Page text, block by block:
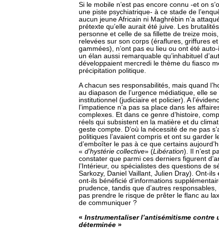
Si le mobile n’est pas encore connu -et on
une piste psychiatrique- à ce stade de
aucun jeune Africain ni Maghrébin n’a
prétexte qu’elle aurait été juive. Les
personne et celle de sa fillette de treize
relevées sur son corps (éraflures, griffures
gammées), n’ont pas eu lieu ou ont été
un élan aussi remarquable qu’inhabituel
développaient mercredi le thème du fiasco
précipitation politique.
A chacun ses responsabilités, mais quand
au diapason de l’urgence médiatique, elle
institutionnel (judiciaire et policier). A
l’impatience n’a pas sa place dans les
complexes. Et dans ce genre d’histoire,
réels qui subsistent en la matière et du
geste compte. D’où la nécessité de ne pas
politiques l’avaient compris et ont su garder
d’emboîter le pas à ce que certains
« d’hystérie collective» (Libération). Il n’est
constater que parmi ces derniers figurent
l’Intérieur, ou spécialistes des questions de
Sarkozy, Daniel Vaillant, Julien Dray). Ont-ils
ont-ils bénéficié d’informations
prudence, tandis que d’autres
pas prendre le risque de prêter le flanc au
de communiquer ?
« Instrumentaliser l’antisémitisme contre
déterminée »